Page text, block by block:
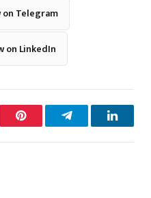
on Telegram
on LinkedIn
Pinterest Telegram